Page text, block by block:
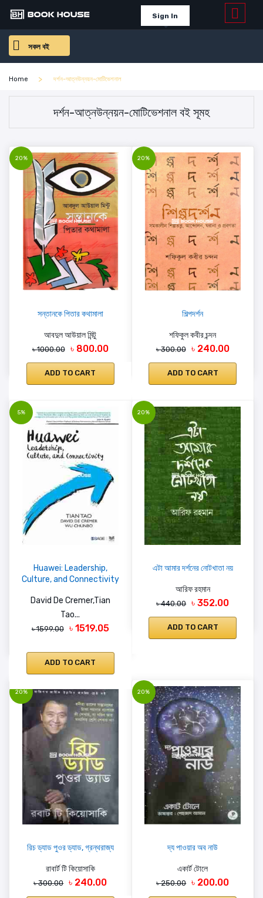
Sign In
সকল বই
Home দর্শন-আত্নউন্নয়ন-মোটিভেশনাল
দর্শন-আত্নউন্নয়ন-মোটিভেশনাল বই সূমহ
20%
সন্তানকে পিতার কথামালা
আবদুল আউয়াল মিন্টু
৳ 1000.00 ৳ 800.00
ADD TO CART
20%
শিল্পদর্শন
শফিকুল কবীর চন্দন
৳ 300.00 ৳ 240.00
ADD TO CART
5%
Huawei: Leadership,
Culture, and Connectivity
David De Cremer,Tian
Tao...
৳ 1599.00 ৳ 1519.05
ADD TO CART
20%
এটা আমার দর্শনের নোটখাতা নয়
আরিফ রহমান
৳ 440.00 ৳ 352.00
ADD TO CART
20%
রিচ ড্যাড পুওর ড্যাড, গ্রন্থরাজ্য
রাবার্ট টি কিয়োসাকি
৳ 300.00 ৳ 240.00
20%
দ্য পাওয়ার অব নাউ
একার্ট টোলে
৳ 250.00 ৳ 200.00